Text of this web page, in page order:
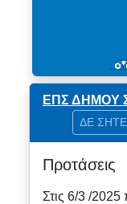
ΕΠΣ ΔΗΜΟΥ
ΔΕ
Προτάσεις
Στις 6/3 /2025